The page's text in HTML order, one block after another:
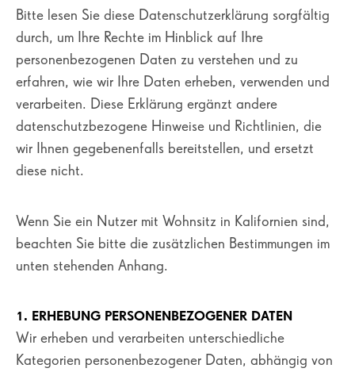
Bitte lesen Sie diese Datenschutzerklärung sorgfältig
durch, um Ihre Rechte im Hinblick auf Ihre
personenbezogenen Daten zu verstehen und zu
erfahren, wie wir Ihre Daten erheben, verwenden und
verarbeiten. Diese Erklärung ergänzt andere
datenschutzbezogene Hinweise und Richtlinien, die
wir Ihnen gegebenenfalls bereitstellen, und ersetzt
diese nicht.
Wenn Sie ein Nutzer mit Wohnsitz in Kalifornien sind,
beachten Sie bitte die zusätzlichen Bestimmungen im
unten stehenden Anhang.
1. ERHEBUNG PERSONENBEZOGENER DATEN
Wir erheben und verarbeiten unterschiedliche
Kategorien personenbezogener Daten, abhängig von